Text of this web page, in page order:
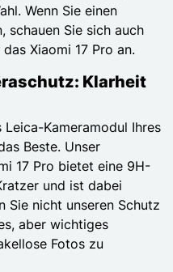
Wenn Sie einen
schauen Sie sich auch
Xiaomi 17 Pro an.
Klarheit
Kameramodul Ihres
Beste. Unser
17 Pro bietet eine 9H-
und ist dabei
Sie nicht unseren Schutz
aber wichtiges
Fotos zu